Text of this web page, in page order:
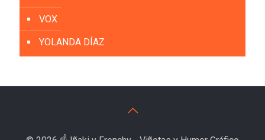
VOX
YOLANDA DÍAZ